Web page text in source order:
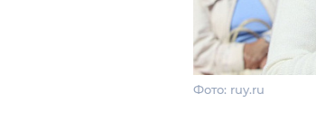
Фото: ruy.ru